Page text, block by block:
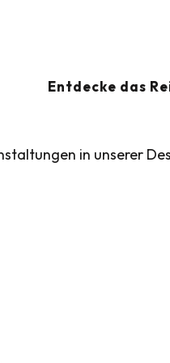
Entdecke das
in unserer